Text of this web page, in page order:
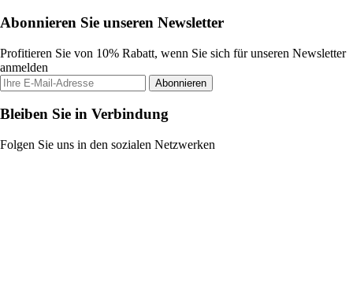
Abonnieren Sie unseren Newsletter
Profitieren Sie von 10% Rabatt, wenn Sie sich für unseren Newsletter
anmelden
Abonnieren
Bleiben Sie in Verbindung
Folgen Sie uns in den sozialen Netzwerken